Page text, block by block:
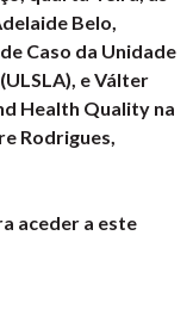
Belo,
Caso da Unidade
e Válter
Health Quality na
Rodrigues,
aceder a este